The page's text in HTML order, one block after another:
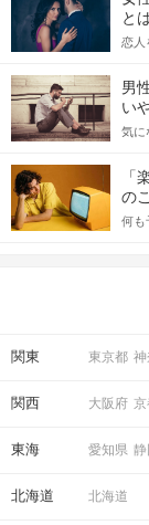
と
恋人
て
格的
を
記事
合
男
い
気に
し
っ
送る
えな
「
の
何も
の
関東 東京都 神
関西 大阪府
東海 愛知県 静
北海道 北海道